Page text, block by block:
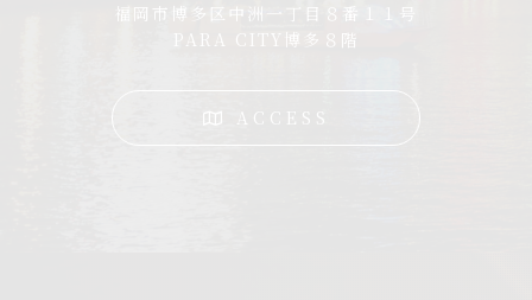
福岡市博多区中洲一丁目８番１１号
PARA CITY博多８階
ACCESS